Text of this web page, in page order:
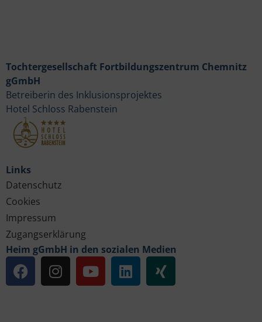
Links
Datenschutz
Cookies
Impressum
Zugangserklärung
Heim gGmbH in den sozialen Medien
Tochtergesellschaft Fortbildungszentrum Chemnitz
gGmbH
Betreiberin des Inklusionsprojektes
Hotel Schloss Rabenstein